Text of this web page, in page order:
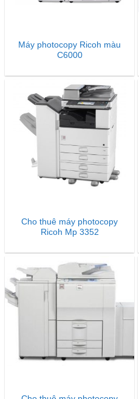
Máy photocopy Ricoh màu
C6000
Cho thuê máy photocopy
Ricoh Mp 3352